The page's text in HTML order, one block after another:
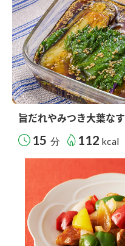
旨だれやみつき大葉なす
15 分 112 kcal